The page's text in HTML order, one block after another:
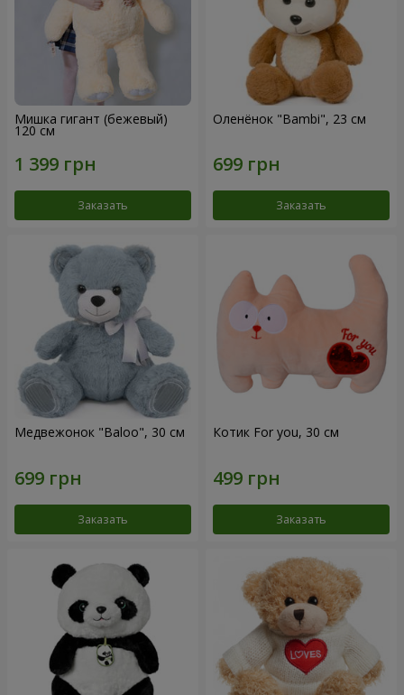
Мишка гигант (бежевый)
120 см
Заказать
Оленёнок "Bambi", 23 см
Заказать
Медвежонок "Baloo", 30 см
Заказать
Котик For you, 30 см
Заказать